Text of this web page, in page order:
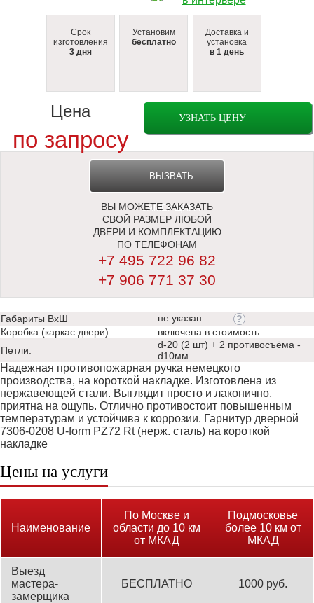
Срок
изготовления
3 дня
Установим
бесплатно
Доставка и
установка
в 1 день
УЗНАТЬ ЦЕНУ
Цена
по запросу
ВЫЗВАТЬ
ЗАМЕРЩИКА
ВЫ МОЖЕТЕ ЗАКАЗАТЬ
СВОЙ РАЗМЕР ЛЮБОЙ
ДВЕРИ И КОМПЛЕКТАЦИЮ
ПО ТЕЛЕФОНАМ
+7 495 722 96 82
+7 906 771 37 30
Габариты ВхШ
не указан
Коробка (каркас двери):
включена в стоимость
Петли:
d-20 (2 шт) + 2 противосъёма -
d10мм
Надежная противопожарная ручка немецкого
производства, на короткой накладке. Изготовлена из
нержавеющей стали. Выглядит просто и лаконично,
приятна на ощупь. Отлично противостоит повышенным
температурам и устойчива к коррозии. Гарнитур дверной
7306-0208 U-form PZ72 Rt (нерж. cталь) на короткой
накладке
Цены на услуги
Наименование
По Москве и
области до 10 км
от МКАД
Подмосковье
более 10 км от
МКАД
Выезд
мастера-
замерщика
БЕСПЛАТНО 1000 руб.